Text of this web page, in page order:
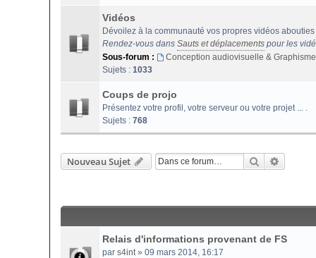
Vidéos
Dévoilez à la communauté vos propres vidéos
Rendez-vous dans Sauts et déplacements pour les
Sous-forum :
Conception audiovisuelle & Graphisme
Sujets : 1033
Coups de projo
Présentez votre profil, votre serveur ou votre projet ... .
Sujets : 768
Nouveau Sujet Rechercher
Relais d'informations provenant de FS
par s4int» 09 mars 2014, 16:17